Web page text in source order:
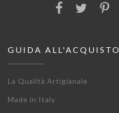
GUIDA ALL'ACQUISTO
La Qualità Artigianale
Made in Italy